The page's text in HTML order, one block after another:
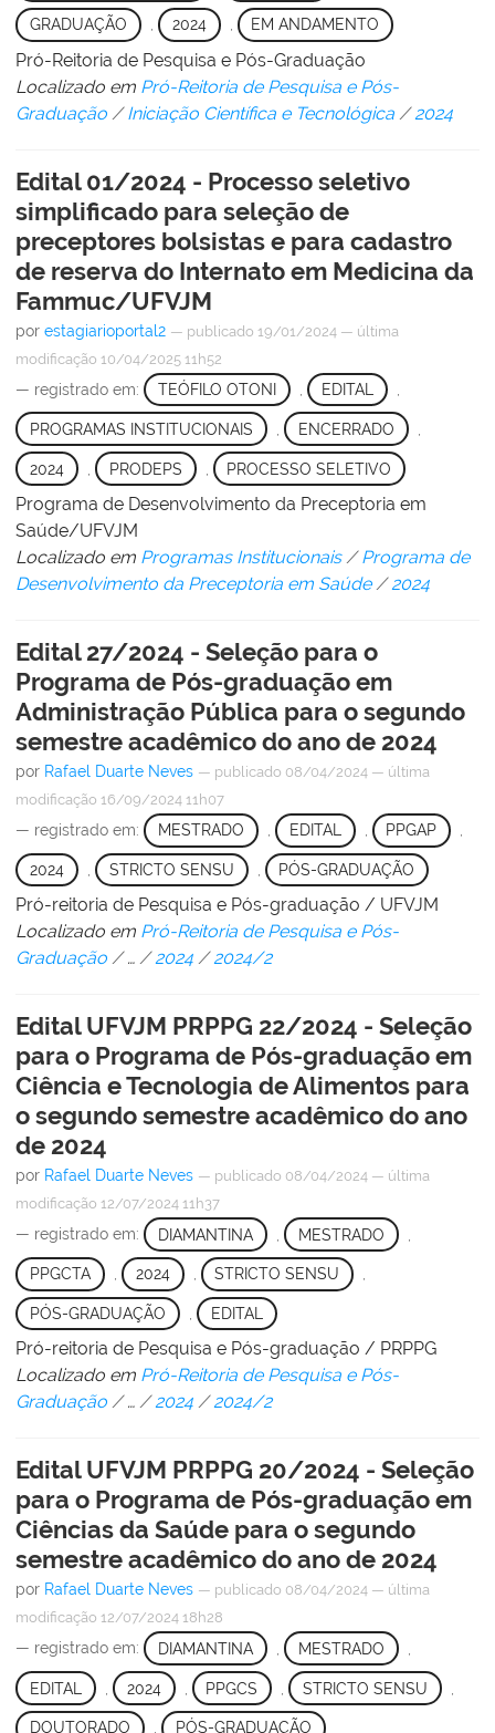
GRADUAÇÃO , 2024 , EM ANDAMENTO
Pró-Reitoria de Pesquisa e Pós-Graduação
Localizado em Pró-Reitoria de Pesquisa e Pós-
Graduação /Iniciação Científica e Tecnológica /2024
Edital 01/2024 - Processo seletivo
simplificado para seleção de
preceptores bolsistas e para cadastro
de reserva do Internato em Medicina da
Fammuc/UFVJM
por estagiarioportal2 — publicado 19/01/2024 — última
modificação 10/04/2025 11h52
— registrado em: TEÓFILO OTONI EDITAL
PROGRAMAS INSTITUCIONAIS ENCERRADO
2024 PRODEPS PROCESSO SELETIVO
Programa de Desenvolvimento da Preceptoria em
Saúde/UFVJM
Localizado em Programas Institucionais /Programa de
Desenvolvimento da Preceptoria em Saúde /2024
Edital 27/2024 - Seleção para o
Programa de Pós-graduação em
Administração Pública para o segundo
semestre acadêmico do ano de 2024
por Rafael Duarte Neves — publicado 08/04/2024 — última
modificação 16/09/2024 11h07
— registrado em: MESTRADO , EDITAL , PPGAP ,
2024 STRICTO SENSU PÓS-GRADUAÇÃO
Pró-reitoria de Pesquisa e Pós-graduação / UFVJM
Localizado em Pró-Reitoria de Pesquisa e Pós-
Graduação /… /2024 /2024/2
Edital UFVJM PRPPG 22/2024 - Seleção
para o Programa de Pós-graduação em
Ciência e Tecnologia de Alimentos para
o segundo semestre acadêmico do ano
de 2024
por Rafael Duarte Neves — publicado 08/04/2024 — última
modificação 12/07/2024 11h37
— registrado em: DIAMANTINA MESTRADO
PPGCTA , 2024 , STRICTO SENSU ,
PÓS-GRADUAÇÃO EDITAL
Pró-reitoria de Pesquisa e Pós-graduação / PRPPG
Localizado em Pró-Reitoria de Pesquisa e Pós-
Graduação /… /2024 /2024/2
Edital UFVJM PRPPG 20/2024 - Seleção
para o Programa de Pós-graduação em
Ciências da Saúde para o segundo
semestre acadêmico do ano de 2024
por Rafael Duarte Neves — publicado 08/04/2024 — última
modificação 12/07/2024 18h28
— registrado em: DIAMANTINA MESTRADO
EDITAL 2024 PPGCS , STRICTO SENSU
DOUTORADO , PÓS-GRADUAÇÃO